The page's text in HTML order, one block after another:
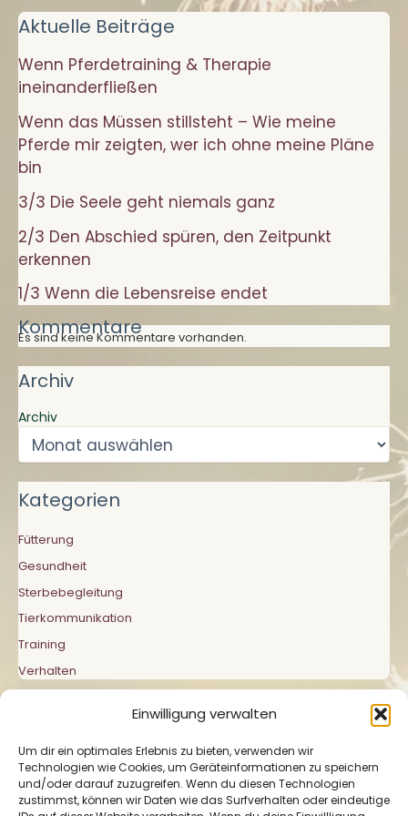
Einwilligung verwalten
Um dir ein optimales Erlebnis zu bieten, verwenden wir
Technologien wie Cookies, um Geräteinformationen zu speichern
und/oder darauf zuzugreifen. Wenn du diesen Technologien
zustimmst, können wir Daten wie das Surfverhalten oder eindeutige
meine
Pferde
mir
zeigten,
wer
ich
ohne
meine
bin
Aktuelle Beiträge
Wenn Pferdetraining & Therapie
ineinanderfließen
Wenn das Müssen stillsteht – Wie meine
Pferde mir zeigten, wer ich ohne meine Pläne
bin
3/3 Die Seele geht niemals ganz
2/3 Den Abschied spüren, den Zeitpunkt
erkennen
1/3 Wenn die Lebensreise endet
Kommentare
Es sind keine Kommentare vorhanden.
Archiv
Archiv
Kategorien
Fütterung
Gesundheit
Sterbebegleitung
Tierkommunikation
Training
Verhalten
Impressum|Datenschutzerklärung|Cookie-